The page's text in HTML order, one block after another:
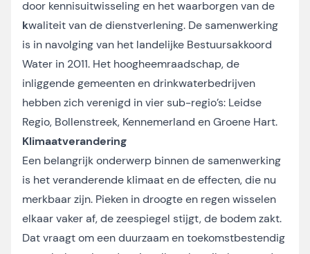
door kennisuitwisseling en het waarborgen van de
kwaliteit van de dienstverlening. De samenwerking
is in navolging van het landelijke Bestuursakkoord
Water in 2011. Het hoogheemraadschap, de
inliggende gemeenten en drinkwaterbedrijven
hebben zich verenigd in vier sub-regio’s: Leidse
Regio, Bollenstreek, Kennemerland en Groene Hart.
Klimaatverandering
Een belangrijk onderwerp binnen de samenwerking
is het veranderende klimaat en de effecten, die nu
merkbaar zijn. Pieken in droogte en regen wisselen
elkaar vaker af, de zeespiegel stijgt, de bodem zakt.
Dat vraagt om een duurzaam en toekomstbestendig